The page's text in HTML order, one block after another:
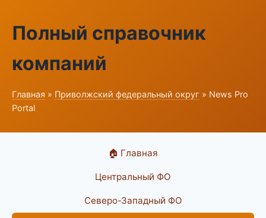
Полный справочник
компаний
Главная » Приволжский федеральный округ » News Pro
Portal
🏠 Главная
Центральный ФО
Северо-Западный ФО